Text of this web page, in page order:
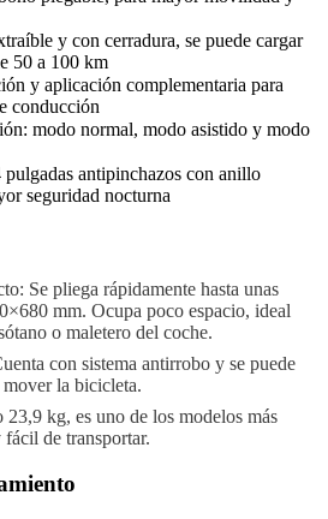
y con cerradura, se puede cargar
50 a 100 km
y aplicación complementaria para
conducción
modo normal, modo asistido y modo
antipinchazos con anillo
seguridad nocturna
Se pliega rápidamente hasta unas
mm. Ocupa poco espacio, ideal
o maletero del coche.
con sistema antirrobo y se puede
la bicicleta.
kg, es uno de los modelos más
de transportar.